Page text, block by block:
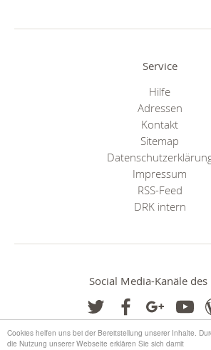
Cookies helfen uns bei der Bereitstellung unserer Inhalte.
die Nutzung unserer Webseite erklären Sie sich damit
Service
Hilfe
Adressen
Kontakt
Sitemap
Impressum
RSS-Feed
DRK intern
Social Media-Kanäle des